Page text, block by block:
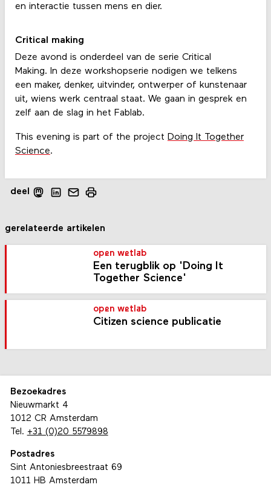
en interactie tussen mens en dier.
Critical making
Deze avond is onderdeel van de serie Critical
Making. In deze workshopserie nodigen we telkens
een maker, denker, uitvinder, ontwerper of kunstenaar
uit, wiens werk centraal staat. We gaan in gesprek en
zelf aan de slag in het Fablab.
This evening is part of the project Doing It Together
Science.
deel
gerelateerde artikelen
open wetlab
Een terugblik op 'Doing It
Together Science'
open wetlab
Citizen science publicatie
Bezoekadres
Nieuwmarkt 4
1012 CR Amsterdam
Tel. +31 (0)20 5579898
Postadres
Sint Antoniesbreestraat 69
1011 HB Amsterdam